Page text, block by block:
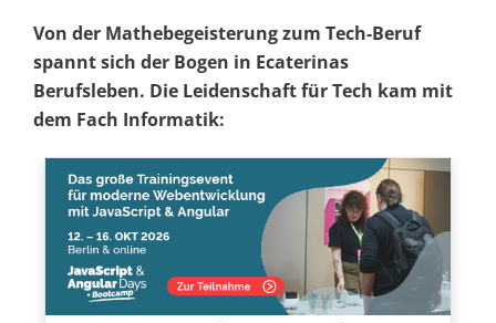
Von der Mathebegeisterung zum Tech-Beruf
spannt sich der Bogen in Ecaterinas
Berufsleben. Die Leidenschaft für Tech kam mit
dem Fach Informatik: